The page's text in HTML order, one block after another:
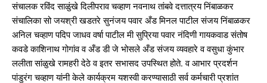
संचालक रविंद साळुंखे दिलीपराव चव्हाण नवनाथ तांबवे दत्तात्रय निंबाळकर
संचालिका सो जयश्री खडतरे सुनंजय पवार अँड मिनल पाटील संजय निंबाळकर
अनिल चव्हाण पदिप जाधव वर्षा पाटील मी सुप्रिया पवार नंदिणी गायकवाड संतोष
कवडे काशिनाथ गोगांव व अँड डी जे भोसले अँड संजय व्यवहारे व वसुधा कुंभार
ललीता सांळुखे रामहरी देठे व इतर सभासद उपस्थित होते. व आभार प्रदर्शन
पांडुरंग चव्हाण यांनी केले कार्यक्रम यशस्वी करण्यासाठी सर्व कर्मचारी प्रशांत